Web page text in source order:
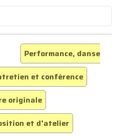
Performance, danse
et conférence
originale
et d'atelier